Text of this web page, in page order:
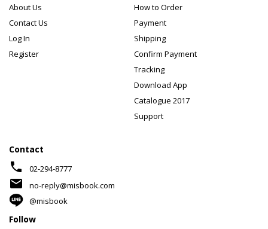
About Us
Contact Us
Log In
Register
How to Order
Payment
Shipping
Confirm Payment
Tracking
Download App
Catalogue 2017
Support
Contact
phone 02-294-8777
mail
no-reply@misbook.com
@misbook
Follow